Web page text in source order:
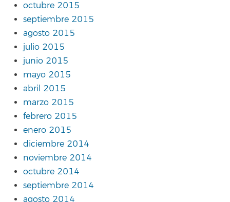
octubre 2015
septiembre 2015
agosto 2015
julio 2015
junio 2015
mayo 2015
abril 2015
marzo 2015
febrero 2015
enero 2015
diciembre 2014
noviembre 2014
octubre 2014
septiembre 2014
agosto 2014